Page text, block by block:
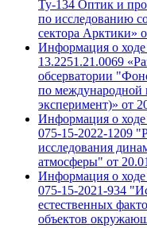
Ту-134 Оптик и
по исследованию
сектора Арктики»
Информация о
13.2251.21.0069
обсерватории
по международной
эксперимент)» от
Информация о
075-15-2022-1209
исследования
атмосферы" от
Информация о
075-15-2021-934
естественных
объектов